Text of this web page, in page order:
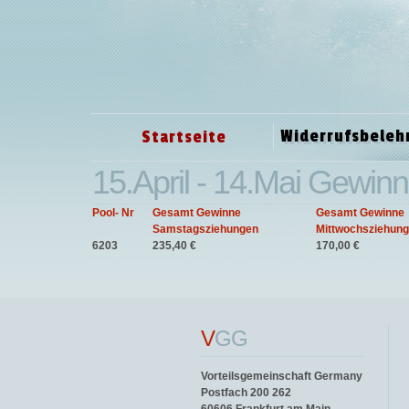
Startseite
15.April - 14.Mai
Pool- Nr
Gesamt Gewinne
Samstagsziehungen
Gesamt Gewinne
6203
235,40 € 170,00 €
VGG
Vorteilsgemeinschaft Germany
Postfach 200 262